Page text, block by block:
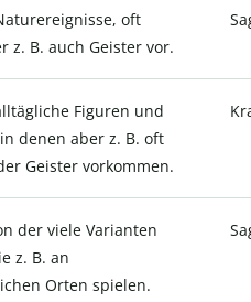
oft
z. B. auch Geister vor.
Figuren und
denen aber z. B. oft
Geister vorkommen.
der viele Varianten
z. B. an
Orten spielen.